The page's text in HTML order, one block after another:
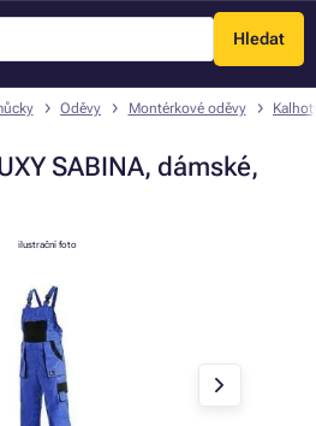
Hledat
Menu
Oděvy Montérkové oděvy
SABINA, dámské,
ilustrační foto